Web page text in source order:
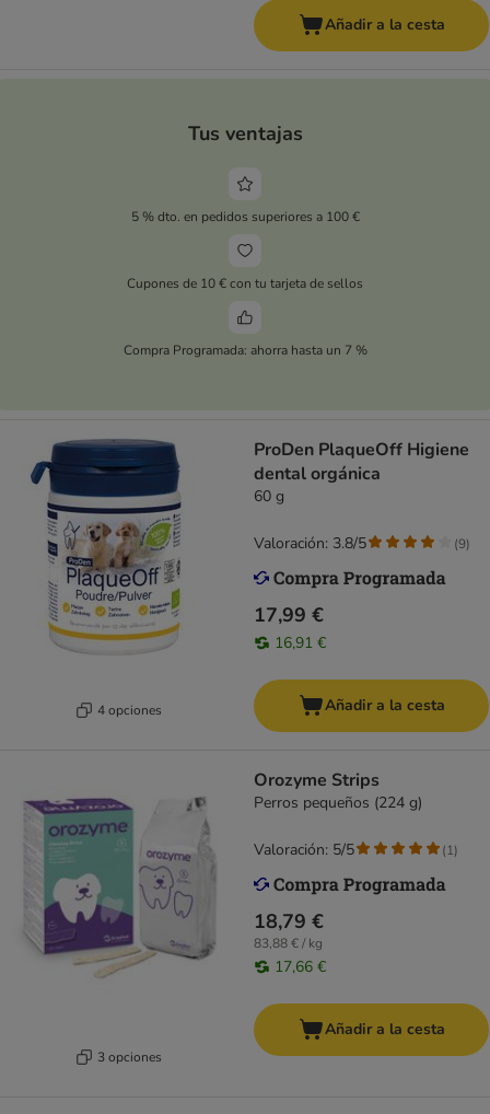
Añadir a la cesta
Tus ventajas
5 % dto. en pedidos superiores a 100 €
Cupones de 10 € con tu tarjeta de sellos
Compra Programada: ahorra hasta un 7 %
4 opciones
ProDen PlaqueOff Higiene
dental orgánica
60 g
17,99 €
16,91 €
Valoración: 3.8/5 (9)
Añadir a la cesta
3 opciones
Orozyme Strips
Perros pequeños (224 g)
18,79 €
83,88 € / kg
17,66 €
Valoración: 5/5 (1)
Añadir a la cesta